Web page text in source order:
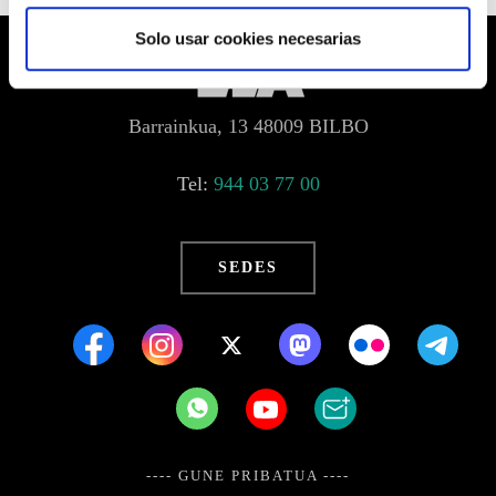
Solo usar cookies necesarias
Barrainkua, 13 48009 BILBO
Tel: 944 03 77 00
SEDES
---- GUNE PRIBATUA ----